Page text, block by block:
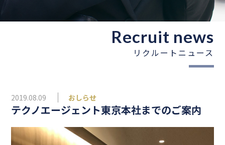
Recruit news
リクルートニュース
2019.08.09 おしらせ
テクノエージェント東京本社までのご案内